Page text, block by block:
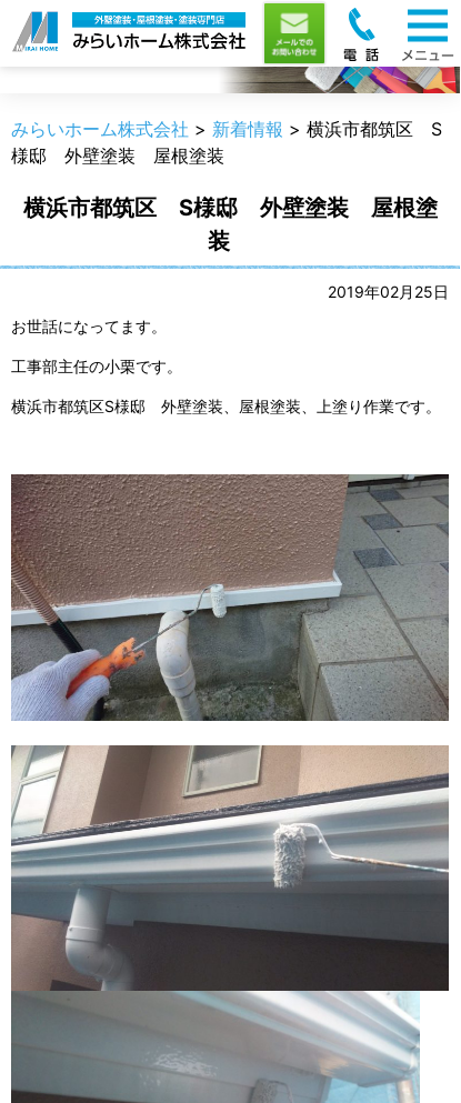
新着情報
みらいホーム株式会社 > 新着情報 > 横浜市都筑区 S
様邸 外壁塗装 屋根塗装
横浜市都筑区 S様邸 外壁塗装 屋根塗
装
2019年02月25日
お世話になってます。
工事部主任の小栗です。
横浜市都筑区S様邸 外壁塗装、屋根塗装、上塗り作業です。